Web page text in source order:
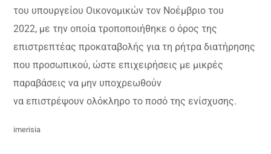
του υπουργείου Οικονομικών τον Νοέμβριο του
2022, με την οποία τροποποιήθηκε ο όρος της
επιστρεπτέας προκαταβολής για τη ρήτρα διατήρησης
που προσωπικού, ώστε επιχειρήσεις με μικρές
παραβάσεις να μην υποχρεωθούν
να επιστρέψουν ολόκληρο το ποσό της ενίσχυσης.
imerisia